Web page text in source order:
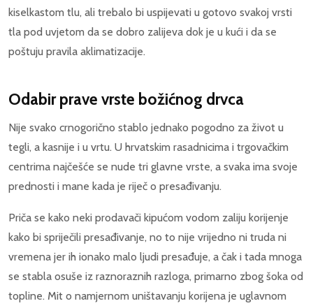
kiselkastom tlu, ali trebalo bi uspijevati u gotovo svakoj vrsti
tla pod uvjetom da se dobro zalijeva dok je u kući i da se
poštuju pravila aklimatizacije.
Odabir prave vrste božićnog drvca
Nije svako crnogorično stablo jednako pogodno za život u
tegli, a kasnije i u vrtu. U hrvatskim rasadnicima i trgovačkim
centrima najčešće se nude tri glavne vrste, a svaka ima svoje
prednosti i mane kada je riječ o presađivanju.
Priča se kako neki prodavači kipućom vodom zaliju korijenje
kako bi spriječili presađivanje, no to nije vrijedno ni truda ni
vremena jer ih ionako malo ljudi presađuje, a čak i tada mnoga
se stabla osuše iz raznoraznih razloga, primarno zbog šoka od
topline. Mit o namjernom uništavanju korijena je uglavnom